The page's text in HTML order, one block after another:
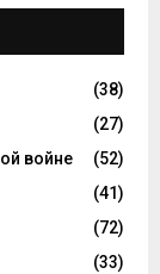
(38)
(27)
войне
(52)
(41)
(72)
(33)